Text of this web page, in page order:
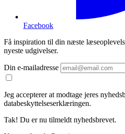
Facebook
Få inspiration til din næste
nyeste udgivelser.
Din e-mailadresse
Jeg accepterer at modtage jeres
databeskyttelseserklæringen.
Tak! Du er nu tilmeldt nyhedsbrevet.